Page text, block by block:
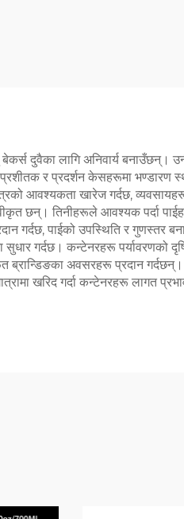
दुवैका लागि अनिवार्य
र प्रदर्शन केसहरूमा
आवश्यकता खारेज गर्दछ,
छन्। तिनीहरूले आवश्यक पर्दा
गर्दछ, पाईको उपस्थिति र गुणस्तर
गर्दछ। कन्टेनरहरू पर्यावरणको
ब्रान्डिङका अवसरहरू प्रदान
खरिद गर्दा कन्टेनरहरू लागत